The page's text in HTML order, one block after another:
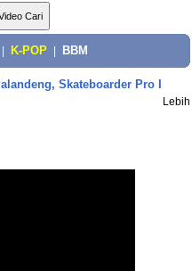
K-POP BBM
Skateboarder Pro I
Lebih